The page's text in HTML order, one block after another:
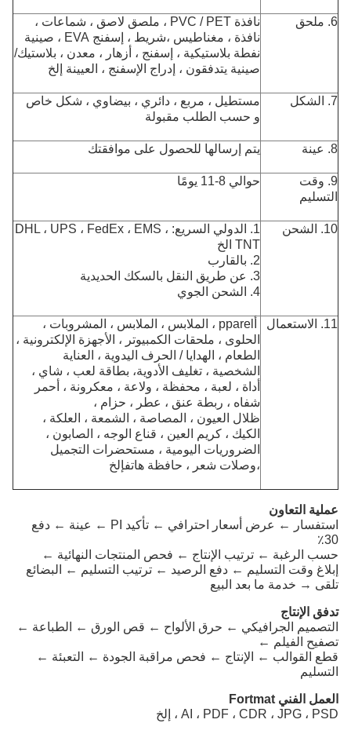
6. ملحق
نافذة PVC / PET ، ملصق لاصق ، شماعات ،
نافذة ، مغناطيس ،
شريط ، إسفنج EVA ، صينية
نفطة بلاستيكية ، إسفنج ، أزهار ، معدن ، بلاستيك/
صينية يتدفقون ، إدراج الإسفنج ، العيينة إلخ
7. الشكل
مستطيل ، مربع ، دائري ، بيضاوي ، شكل خاص
حسب الطلب مقبولة
8. عينة يتم إرسالها للحصول على موافقتك
9. وقت
التسليم
حوالي 8-11 يومًا
10. الشحن
1. الدولي السريع: DHL ، UPS ، FedEx ، EMS ،
TNT الخ
2. بالقارب
3. عن طريق النقل بالسكك الحديدية
4. الشحن الجوي
11. الاستعمال
pparel ، الملابس ، الملابس ، المشروبات ،
الحلوى ، ملحقات الكمبيوتر ، الأجهزة الإلكترونية ،
الطعام ، الهدايا / الحرف اليدوية ، العناية
الشخصية ، تغليف الأدوية، بطاقة لعب ، شاي ،
أداة ، لعبة ، محفظة ، ولاعة ، معكرونة ، أحمر
شفاه ، ربطة عنق ، عطر ، حزام ،
ظلال العيون ، المصاصة ، الشمعة ، العلكة ،
الكيك ، كريم العين ، قناع الوجه ، الصابون ،
الضروريات اليومية ، مستحضرات التجميل
وصلات شعر ، حافظة هاتفإلخ
عملية التعاون
استفسار ← عرض أسعار احترافي ← تأكيد PI ← عينة ← دفع
30٪
حسب الرغبة ← ترتيب الإنتاج ← فحص المنتجات النهائية ←
إبلاغ وقت التسليم ← دفع الرصيد ← ترتيب التسليم ← البضائع
تلقى → خدمة ما بعد البيع
تدفق الإنتاج
التصميم الجرافيكي ← حرق الألواح ← قص الورق ← الطباعة ←
تصفيح الفيلم ←
قطع القوالب ← الإنتاج ← فحص مراقبة الجودة ← التعبئة ←
التسليم
العمل الفني Fortmat
AI ، PDF ، CDR ، JPG ، PSD ، إلخ